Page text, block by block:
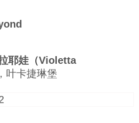
耶娃（Violetta
叶卡捷琳堡